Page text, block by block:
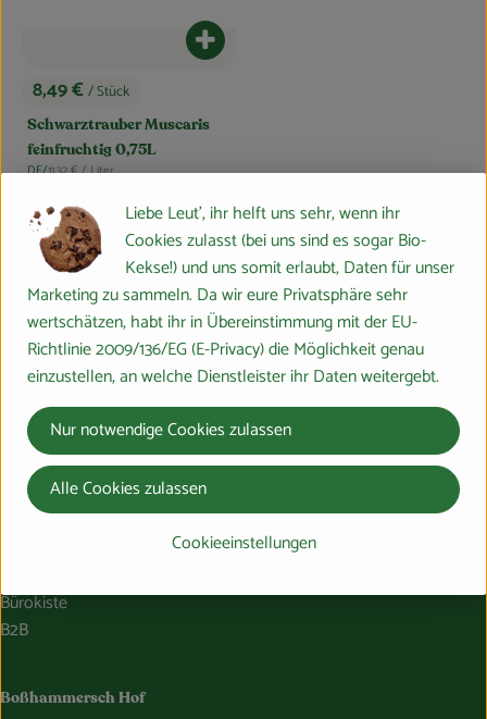
, Preis:
8,49 €/ Stück
Schwarztrauber Muscaris
feinfruchtig 0,75L
, Herkunft:
DE/, Referenzpreis:
11,32 €/ Liter
Produkt zum Warenkorb hinzufügen
Du hast eine Frage? Wir helfen gerne:
Marburger Ring 46,
35274 Großseelheim
064228976-0
info@bosshammersch-hof.de
Externer Link zu https://www.instagram.com/
Externer Link zu https://www.facebook.com/
Externer Link zu https://www.tiktok.com/
Externer Link zu https://whatsapp.com/
Lieferservice
Bürokiste
B2B
Boßhammersch Hof
Liebe Leut', ihr helft uns sehr, wenn ihr
Cookies zulasst (bei uns sind es sogar Bio-
Kekse!) und uns somit erlaubt, Daten für unser
Marketing zu sammeln. Da wir eure Privatsphäre sehr
wertschätzen, habt ihr in Übereinstimmung mit der EU-
Richtlinie 2009/136/EG (E-Privacy) die Möglichkeit genau
einzustellen, an welche Dienstleister ihr Daten weitergebt.
Cookieeinstellungen
Nur notwendige Cookies zulassen
Alle Cookies zulassen